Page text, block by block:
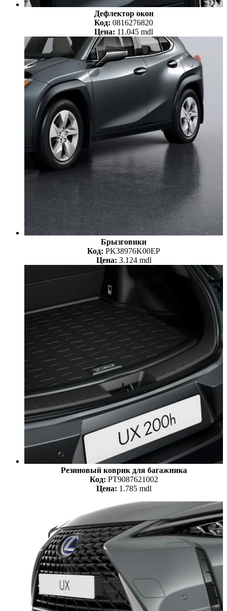
Дефлектор окон
Код: 0816276820
Цена: 11.045 mdl
Брызговики
Код: PK38976K00EP
Цена: 3.124 mdl
Резиновый коврик для багажника
Код: PT9087621002
Цена: 1.785 mdl